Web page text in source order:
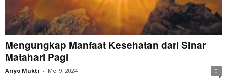
Mengungkap Manfaat Kesehatan dari Sinar
Matahari Pagi
Ariyo Mukti - Mei 9, 2024 0